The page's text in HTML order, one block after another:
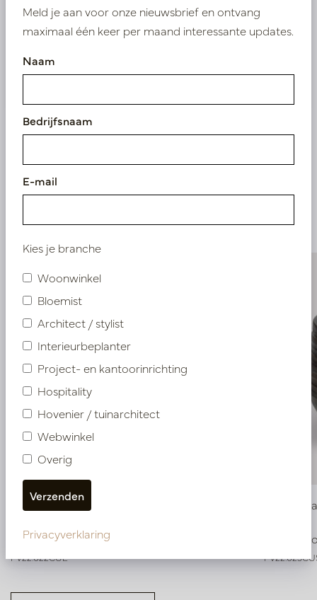
Bestaande klant? Log hier in
Nieuw? Registreer hier
Vergelijkbare
producten
Pot Roza Ovaal Koper L80 B32 H40
Op voorraad
PV22.022CUL
Bowl
Op
Meld je aan voor onze nieuwsbrief en ontvang
maximaal één keer per maand interessante updates.
Naam
Bedrijfsnaam
E-mail
Kies je branche
Woonwinkel
Bloemist
Architect / stylist
Interieurbeplanter
Project- en kantoorinrichting
Hospitality
Hovenier / tuinarchitect
Webwinkel
Overig
Privacyverklaring